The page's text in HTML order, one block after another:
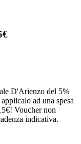
D'Arienzo del 5%
ad una spesa
Voucher non
indicativa.